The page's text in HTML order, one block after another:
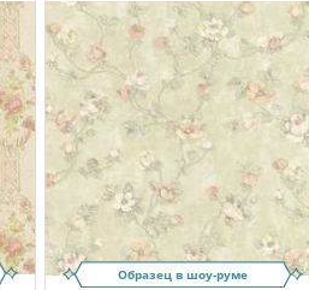
Образец в шоу-руме